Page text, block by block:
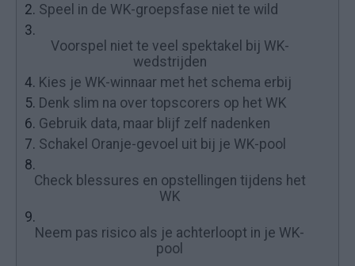
2. Speel in de WK-groepsfase niet te wild
3.
Voorspel niet te veel spektakel bij WK-
wedstrijden
4. Kies je WK-winnaar met het schema erbij
5. Denk slim na over topscorers op het WK
6. Gebruik data, maar blijf zelf nadenken
7. Schakel Oranje-gevoel uit bij je WK-pool
8.
Check blessures en opstellingen tijdens het
WK
9.
Neem pas risico als je achterloopt in je WK-
pool